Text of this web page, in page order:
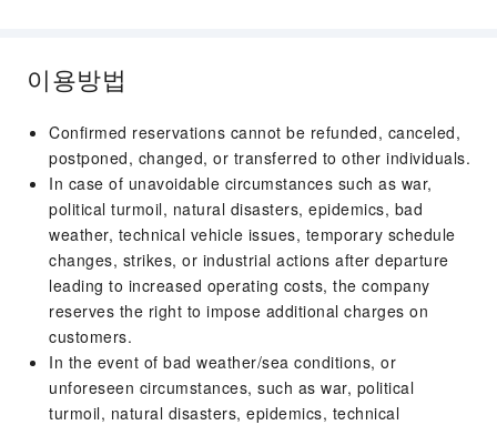
8 일차
도착 시간：06:00
이용방법
Confirmed reservations cannot be refunded, canceled,
postponed, changed, or transferred to other individuals.
In case of unavoidable circumstances such as war,
political turmoil, natural disasters, epidemics, bad
weather, technical vehicle issues, temporary schedule
changes, strikes, or industrial actions after departure
leading to increased operating costs, the company
reserves the right to impose additional charges on
customers.
In the event of bad weather/sea conditions, or
unforeseen circumstances, such as war, political
turmoil, natural disasters, epidemics, technical